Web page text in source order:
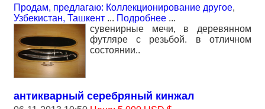
Продам, предлагаю: Коллекционирование другое,
Узбекистан, Ташкент ... Подробнее ...
сувенирные мечи, в деревянном
футляре с резьбой. в отличном
состоянии..
антикварный серебряный кинжал